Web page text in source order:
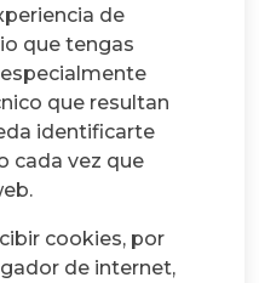
de
que tengas
que resultan
identificarte
cada vez que
cookies, por
de internet,